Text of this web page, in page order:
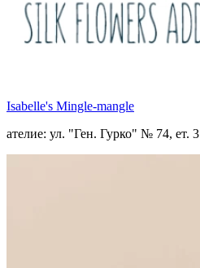
Isabelle's Mingle-mangle
ателие: ул. "Ген. Гурко" № 74, ет. 3